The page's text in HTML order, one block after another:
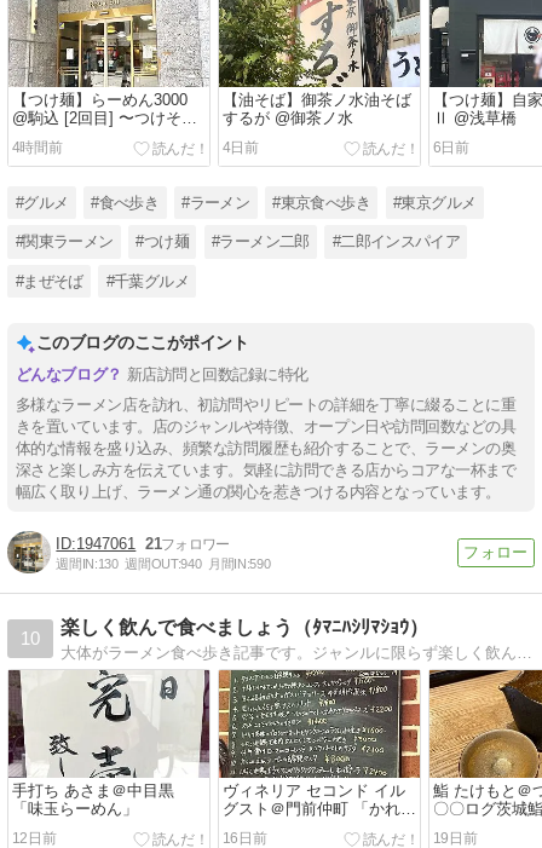
【つけ麺】らーめん3000
@駒込 [2回目] 〜つけそば
＜醤油＞〜
4時間前
【油そば】御茶ノ水油そば
するが @御茶ノ水
4日前
【つけ麺】自
Ⅱ @浅草橋
6日前
#グルメ #食べ歩き #ラーメン #東京食べ歩き #東京グルメ
#関東ラーメン #つけ麺 #ラーメン二郎 #二郎インスパイア
#まぜそば #千葉グルメ
このブログのここがポイント
新店訪問と回数記録に特化
多様なラーメン店を訪れ、初訪問やリピートの詳細を丁寧に綴ることに重
きを置いています。店のジャンルや特徴、オープン日や訪問回数などの具
体的な情報を盛り込み、頻繁な訪問履歴も紹介することで、ラーメンの奥
深さと楽しみ方を伝えています。気軽に訪問できる店からコアな一杯まで
幅広く取り上げ、ラーメン通の関心を惹きつける内容となっています。
1947061 21
週間IN:130 週間OUT:940 月間IN:590
10
楽しく飲んで食べましょう（ﾀﾏﾆﾊｼﾘﾏｼｮｳ）
大体がラーメン食べ歩き記事です。ジャンルに限らず楽しく飲んで食べましょう！
手打ち あさま＠中目黒
「味玉らーめん」
12日前
ヴィネリア セコンド イル
グスト＠門前仲町 「かれん
バル」
16日前
鮨 たけもと＠
〇〇ログ茨城
ーワン」
19日前